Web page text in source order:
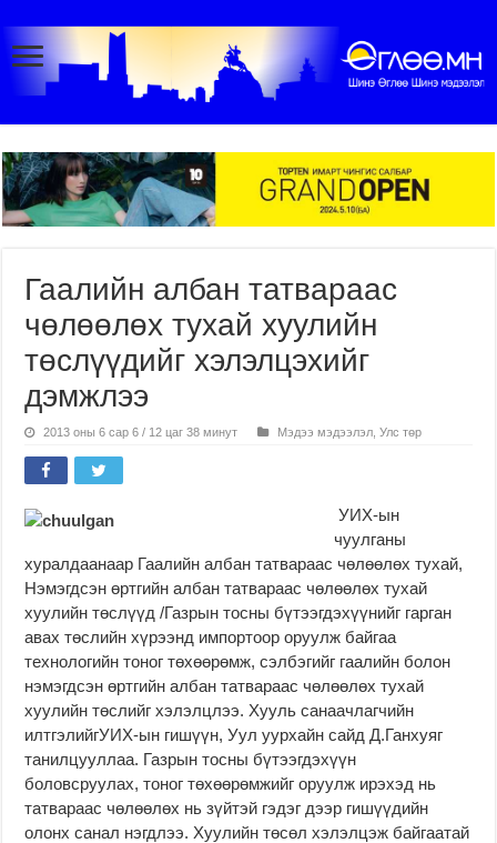
Гаалийн албан татвараас
чөлөөлөх тухай хуулийн
төслүүдийг хэлэлцэхийг
дэмжлээ
2013 оны 6 сар 6 / 12 цаг 38 минут Мэдээ мэдээлэл ,Улс төр
УИХ-ын
чуулганы
хуралдаанаар Гаалийн албан татвараас чөлөөлөх тухай,
Нэмэгдсэн өртгийн албан татвараас чөлөөлөх тухай
хуулийн төслүүд /Газрын тосны бүтээгдэхүүнийг гарган
авах төслийн хүрээнд импортоор оруулж байгаа
технологийн тоног төхөөрөмж, сэлбэгийг гаалийн болон
нэмэгдсэн өртгийн албан татвараас чөлөөлөх тухай
хуулийн төслийг хэлэлцлээ. Хууль санаачлагчийн
илтгэлийгУИХ-ын гишүүн, Уул уурхайн сайд Д.Ганхуяг
танилцууллаа. Газрын тосны бүтээгдэхүүн
боловсруулах, тоног төхөөрөмжийг оруулж ирэхэд нь
татвараас чөлөөлөх нь зүйтэй гэдэг дээр гишүүдийн
олонх санал нэгдлээ. Хуулийн төсөл хэлэлцэж байгаатай